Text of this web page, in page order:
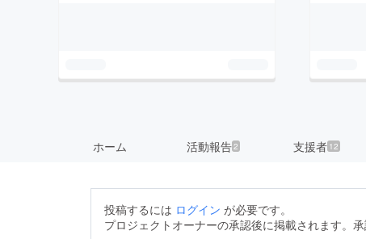
ホーム 活動報告2 支援者 12
投稿するには ログイン が必要です。
プロジェクトオーナーの承認後に掲載されます。